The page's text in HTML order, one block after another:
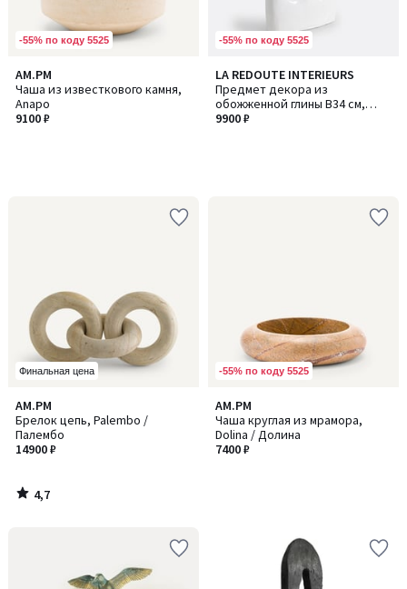
-55% по коду 5525
AM.PM
Чаша из известкового камня,
Anapo
9100 ₽
-55% по коду 5525
LA REDOUTE INTERIEURS
Предмет декора из
обожженной глины В34 см,
Makero / Макеро
9900 ₽
Финальная цена
AM.PM
Брелок цепь, Palembo /
Палембо
14900 ₽
4,7
/ 5
4,7
/
-55% по коду 5525
AM.PM
Чаша круглая из мрамора,
Dolina / Долина
7400 ₽